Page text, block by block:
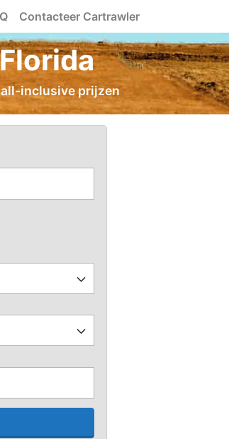
Contacteer Cartrawler
all-inclusive prijzen